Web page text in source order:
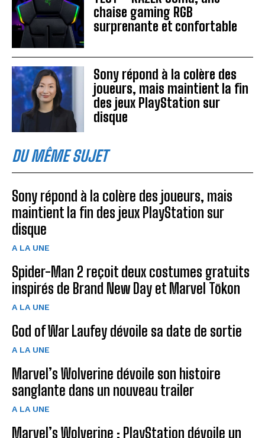
chaise gaming RGB
surprenante et confortable
Sony répond à la colère des
joueurs, mais maintient la fin
des jeux PlayStation sur
disque
DU MÊME SUJET
Sony répond à la colère des joueurs, mais
maintient la fin des jeux PlayStation sur
disque
A LA UNE
Spider-Man 2 reçoit deux costumes gratuits
inspirés de Brand New Day et Marvel Tōkon
A LA UNE
God of War Laufey dévoile sa date de sortie
A LA UNE
Marvel’s Wolverine dévoile son histoire
sanglante dans un nouveau trailer
A LA UNE
Marvel’s Wolverine : PlayStation dévoile un